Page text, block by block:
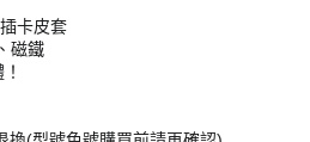
卡皮套
磁鐵